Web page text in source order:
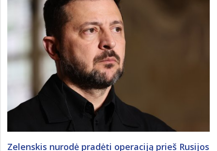
Zelenskis nurodė pradėti operaciją prieš Rusijos